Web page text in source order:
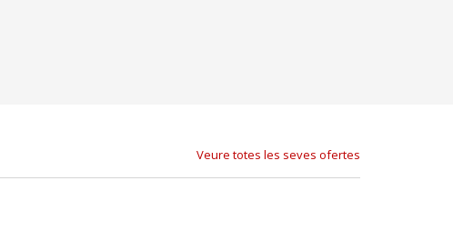
Veure totes les seves ofertes